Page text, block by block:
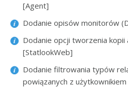
[Agent]
Dodanie opisów monitorów
Dodanie opcji tworzenia kopii
[StatlookWeb]
Dodanie filtrowania typów
powiązanych z